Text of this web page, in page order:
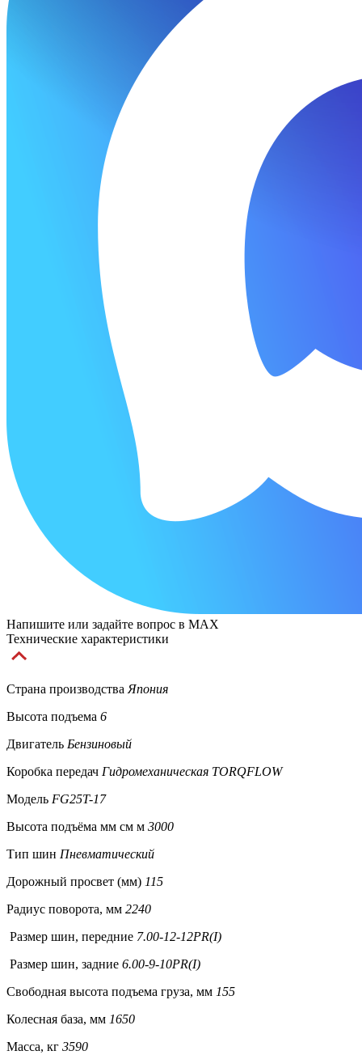
Напишите или задайте вопрос в MAX
Технические характеристики
Страна производства Япония
Высота подъема 6
Двигатель Бензиновый
Коробка передач Гидромеханическая TORQFLOW
Модель FG25T-17
Высота подъёма мм см м 3000
Тип шин Пневматический
Дорожный просвет (мм) 115
Радиус поворота, мм 2240
Размер шин, передние 7.00-12-12PR(I)
Размер шин, задние 6.00-9-10PR(I)
Свободная высота подъема груза, мм 155
Колесная база, мм 1650
Масса, кг 3590